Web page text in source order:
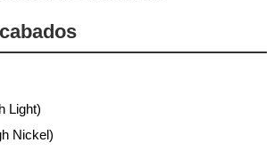
Light)
Nickel)